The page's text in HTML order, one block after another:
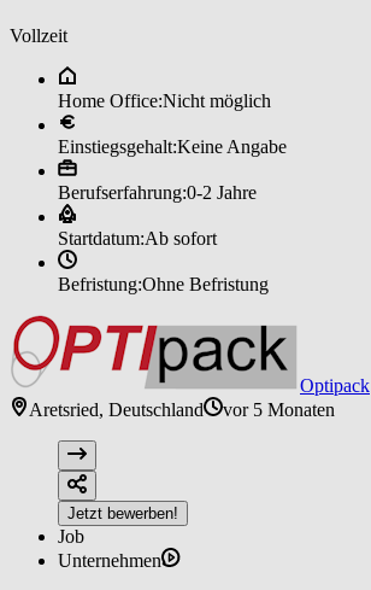
Vollzeit
Home Office:Nicht möglich
Einstiegsgehalt:Keine Angabe
Berufserfahrung:0-2 Jahre
Startdatum:Ab sofort
Befristung:Ohne Befristung
Optipack
Aretsried, Deutschland
vor 5 Monaten
Jetzt bewerben!
Job
Unternehmen